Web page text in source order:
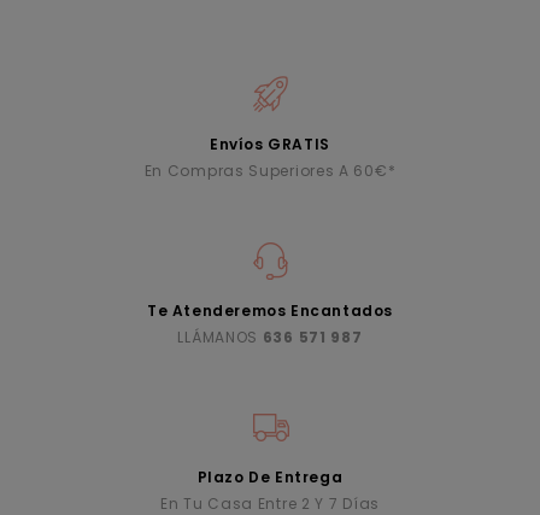
Envíos GRATIS
En Compras Superiores A 60€*
Te Atenderemos Encantados
LLÁMANOS 636 571 987
Plazo De Entrega
En Tu Casa Entre 2 Y 7 Días